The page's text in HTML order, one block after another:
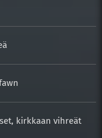
kirkkaan vihreät